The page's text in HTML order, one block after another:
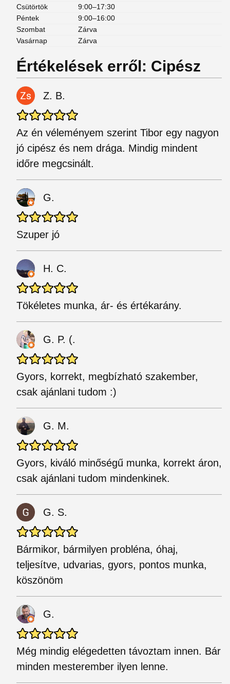
Csütörtök
9:00–17:30
Péntek
9:00–16:00
Szombat
Zárva
Vasárnap
Zárva
Értékelések erről: Cipész
Z. B.
Az én véleményem szerint Tibor egy nagyon
jó cipész és nem drága. Mindig mindent
időre megcsinált.
G.
Szuper jó
H. C.
Tökéletes munka, ár- és értékarány.
G. P. (.
Gyors, korrekt, megbízható szakember,
csak ajánlani tudom :)
G. M.
Gyors, kiváló minőségű munka, korrekt áron,
csak ajánlani tudom mindenkinek.
G. S.
Bármikor, bármilyen probléna, óhaj,
teljesítve, udvarias, gyors, pontos munka,
köszönöm
G.
Még mindig elégedetten távoztam innen. Bár
minden mesterember ilyen lenne.